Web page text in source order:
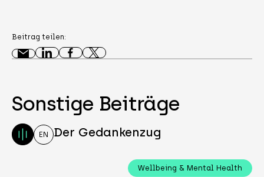
Beitrag teilen:
Sonstige Beiträge
EN Der Gedankenzug
Wellbeing & Mental Health